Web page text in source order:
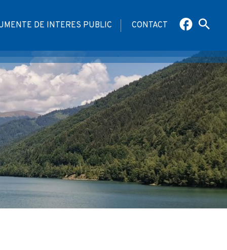
DE INTERES PUBLIC CONTACT